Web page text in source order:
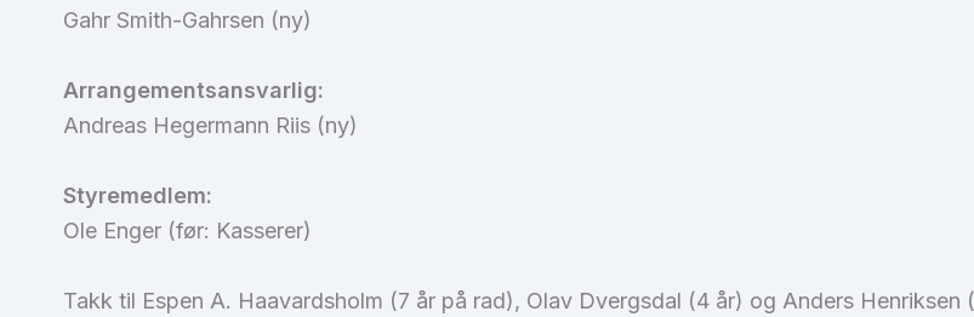
Gahr Smith-Gahrsen (ny)
Arrangementsansvarlig:
Andreas Hegermann Riis (ny)
Styremedlem:
Ole Enger (før: Kasserer)
Takk til Espen A. Haavardsholm (7 år på rad), Olav Dvergsdal (4 år) og Anders